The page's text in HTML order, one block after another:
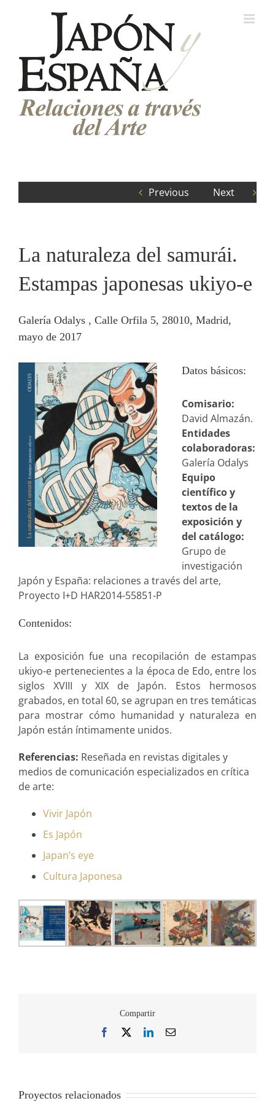
Previous Next
La naturaleza del samurái.
Estampas japonesas ukiyo-e
Galería Odalys , Calle Orfila 5, 28010, Madrid,
mayo de 2017
Datos básicos:
Comisario:
David Almazán.
Entidades
colaboradoras:
Galería Odalys
Equipo
científico y
textos de la
exposición y
del catálogo:
Grupo de
investigación
Japón y España: relaciones a través del arte,
Proyecto I+D HAR2014-55851-P
Contenidos:
La exposición fue una recopilación de estampas
ukiyo-e pertenecientes a la época de Edo, entre los
siglos XVIII y XIX de Japón. Estos hermosos
grabados, en total 60, se agrupan en tres temáticas
para mostrar cómo humanidad y naturaleza en
Japón están íntimamente unidos.
Referencias: Reseñada en revistas digitales y
medios de comunicación especializados en crítica
de arte:
Vivir Japón
Es Japón
Japan’s eye
Cultura Japonesa
Compartir
Facebook LinkedInCorreo
Proyectos relacionados